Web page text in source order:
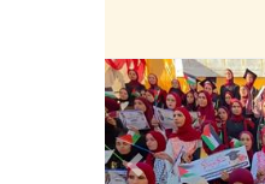
اللوز ...
Previous